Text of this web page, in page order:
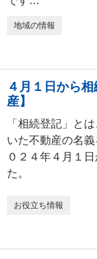
地域の情報
４月１日から
産】
「相続登記」と
いた不動産の名
０２４年４月１
た。
お役立ち情報